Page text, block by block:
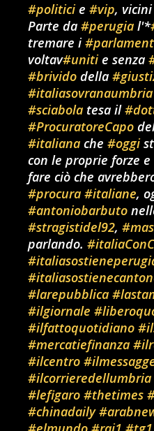
#politicie #vip,
Parte da #perugia l'*
tremare i
voltav#unitie senza
#brivido della
#italiasovranaumbria
#sciabola tesa il
#ProcuratoreCapo
#italiana che #oggi
con le proprie forze e
fare ciò che
#procura #italiane,
#antoniobarbuto
#stragistidel92,
parlando.
#larepubblica
#ilgiornale
#ilfattoquotidiano
#mercatiefinanza
#ilcentro
#ilcorrieredellumbria
#lefigaro #thetimes
#chinadaily